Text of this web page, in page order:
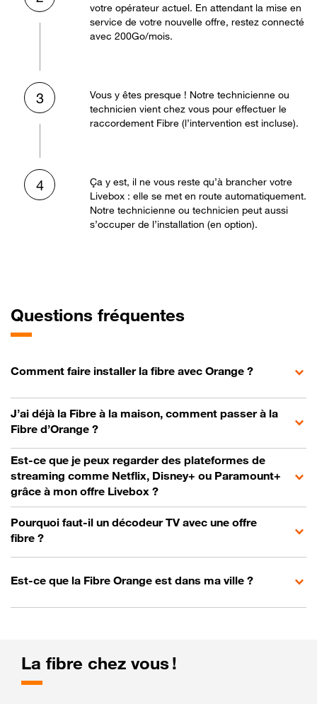
votre opérateur actuel. En attendant la mise en
service de votre nouvelle offre, restez connecté
avec 200Go/mois.
3
Vous y êtes presque ! Notre technicienne ou
technicien vient chez vous pour effectuer le
raccordement Fibre (l’intervention est incluse).
4
Ça y est, il ne vous reste qu’à brancher votre
Livebox : elle se met en route automatiquement.
Notre technicienne ou technicien peut aussi
s’occuper de l’installation (en option).
Questions fréquentes
Comment faire installer la fibre avec Orange ?
J’ai déjà la Fibre à la maison, comment passer à la
Fibre d’Orange ?
Est-ce que je peux regarder des plateformes de
streaming comme Netflix, Disney+ ou Paramount+
grâce à mon offre Livebox ?
Pourquoi faut-il un décodeur TV avec une offre
fibre ?
Est-ce que la Fibre Orange est dans ma ville ?
La fibre chez vous !